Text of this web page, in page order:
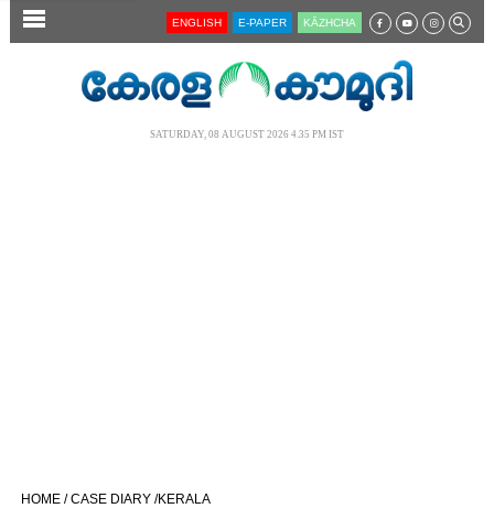
SECTIONS ENGLISH E-PAPER KĀZHCHA
SATURDAY, 08 AUGUST 2026 4.35 PM IST
HOME /CASE DIARY /KERALA